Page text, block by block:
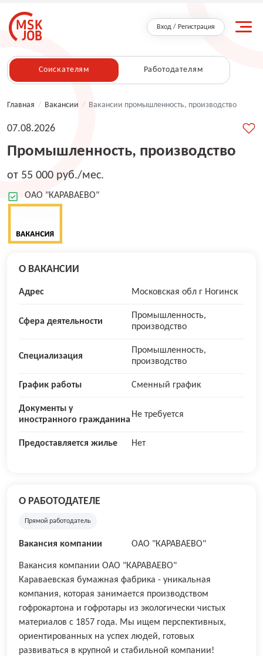
Вход / Регистрация
Соискателям Работодателям
Главная / Вакансии / Вакансии промышленность, производство
Промышленность, производство
07.08.2026
от 55 000 руб./мес.
ОАО "КАРАВАЕВО"
О ВАКАНСИИ
Адрес Московская обл г Ногинск
Сфера деятельности
Промышленность,
производство
Специализация
Промышленность,
производство
График работы Сменный график
Документы у
иностранного гражданина
Не требуется
Предоставляется жилье Нет
О РАБОТОДАТЕЛЕ
Прямой работодатель
Вакансия компании ОАО "КАРАВАЕВО"
Вакансия компании ОАО "КАРАВАЕВО"
Караваевская бумажная фабрика - уникальная
компания, которая занимается производством
гофрокартона и гофротары из экологически чистых
материалов с 1857 года. Мы ищем перспективных,
ориентированных на успех людей, готовых
развиваться в крупной и стабильной компании!